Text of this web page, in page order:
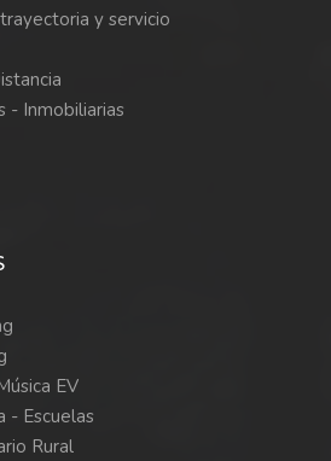
y servicio
- Inmobiliarias
EV
- Escuelas
Rural